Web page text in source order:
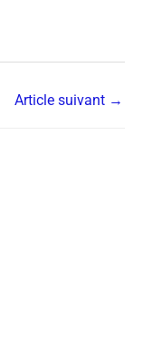
Article suivant →